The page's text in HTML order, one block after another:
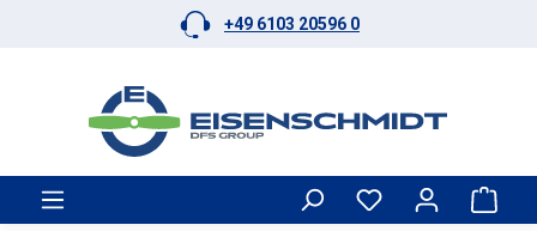
Zum Hauptinhalt springen+49 6103 20596 0